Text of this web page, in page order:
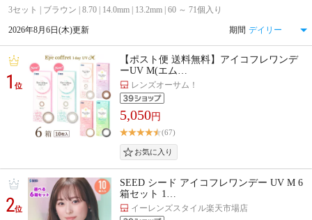
3セット | ブラウン | 8.70 | 14.0mm | 13.2mm | 60 ～ 71個入り
2026年8月6日(木)更新 期間
1位
【ポスト便 送料無料】アイコフレワンデ
ーUV M(エム…
レンズオーサム！
5,050円
(67)
2位
SEED シード アイコフレワンデー UV M 6
箱セット 1…
イーレンズスタイル楽天市場店